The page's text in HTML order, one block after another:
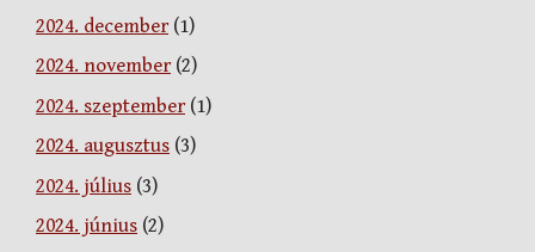
2024. december(1)
2024. november(2)
2024. szeptember(1)
2024. augusztus (3)
2024. július (3)
2024. június (2)